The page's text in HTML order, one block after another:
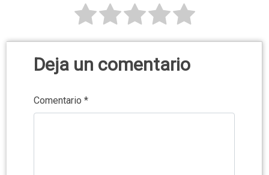
Deja un comentario
Comentario *